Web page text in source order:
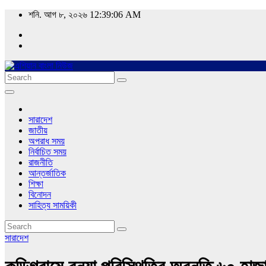
Skip
content
শনি. আগ ৮, ২০২৬ 12:39:07 AM
Asian Bangla News
এশিয়ান বাংলা নিউজ
সারাদেশ
জাতীয়
অপরাধ সময়
নির্বাচিত সময়
রাজনীতি
আন্তর্জাতিক
শিক্ষা
বিনোদন
সাহিত্য সাময়িকী
সারাদেশ